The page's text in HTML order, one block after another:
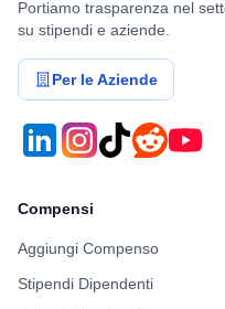
Portiamo trasparenza nel
su stipendi e aziende.
Per le Aziende
Compensi
Aggiungi Compenso
Stipendi Dipendenti